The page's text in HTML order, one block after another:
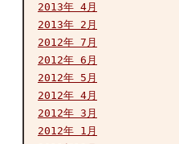
2013年 4月
2013年 2月
2012年 7月
2012年 6月
2012年 5月
2012年 4月
2012年 3月
2012年 1月